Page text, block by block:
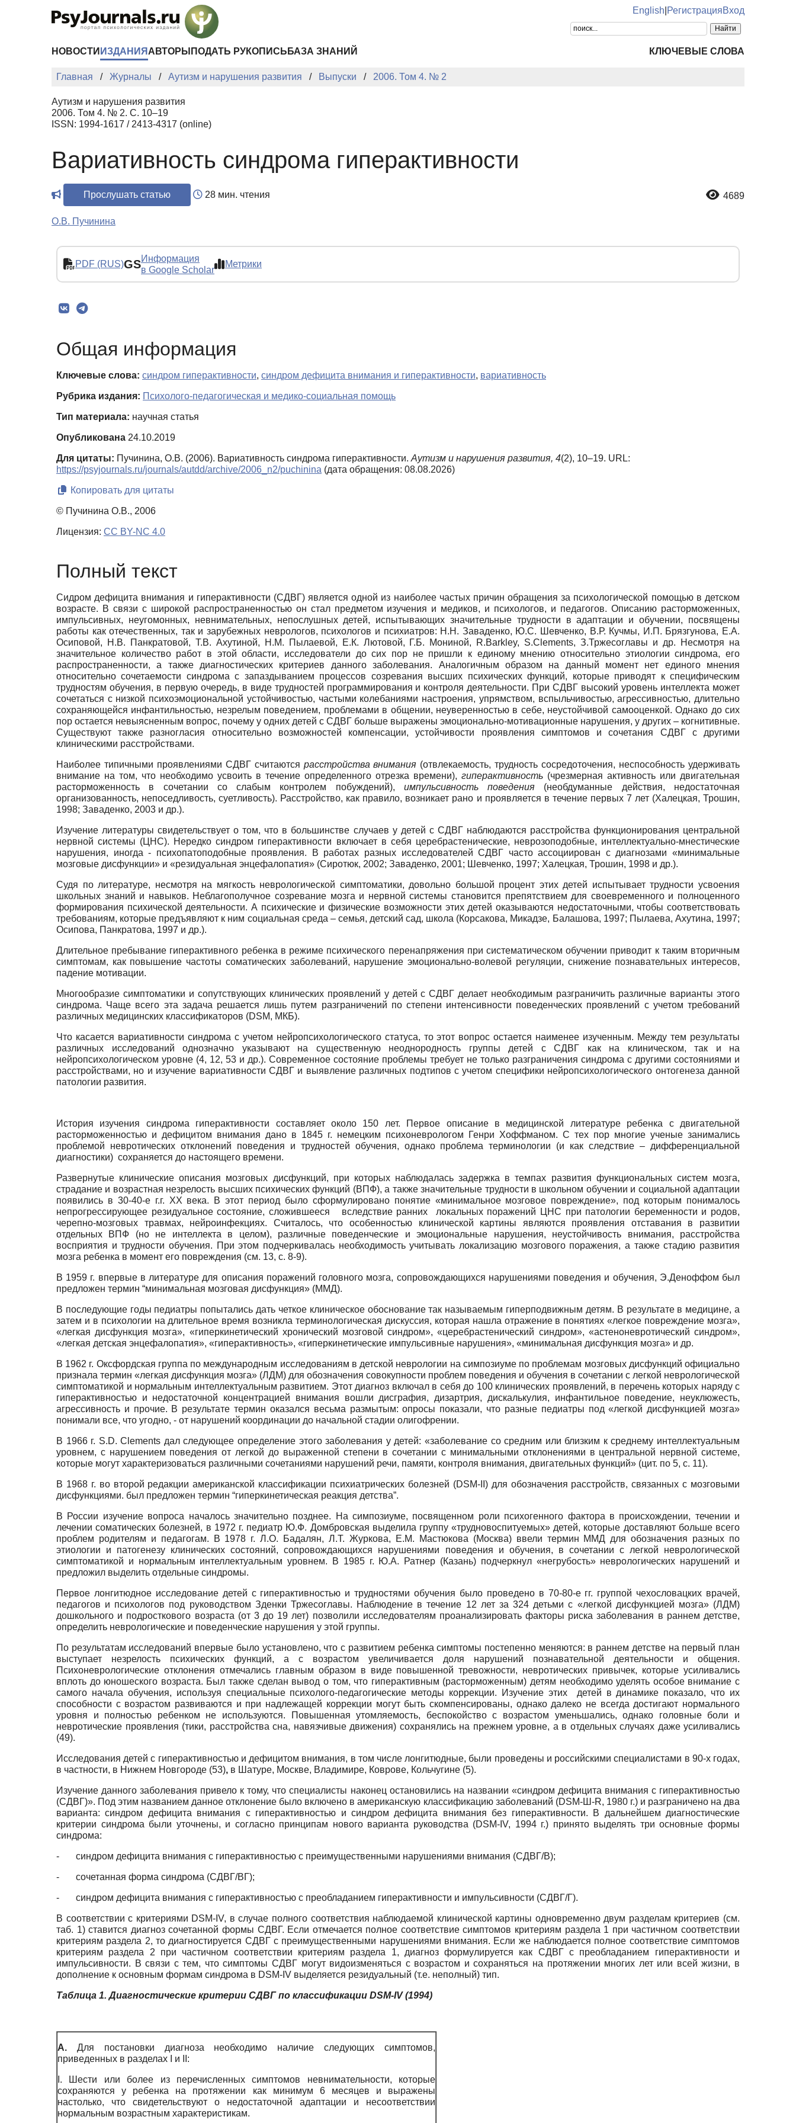
English РегистрацияВход
НОВОСТИ ИЗДАНИЯ АВТОРЫ ПОДАТЬ РУКОПИСЬ БАЗА ЗНАНИЙ КЛЮЧЕВЫЕ СЛОВА
Главная Журналы Аутизм и нарушения развития Выпуски 2006. Том 4. № 2
Аутизм и нарушения развития
2006. Том 4. № 2. С. 10–19
ISSN: 1994-1617 / 2413-4317 (online)
Вариативность синдрома гиперактивности
Прослушать статью 28 мин. чтения 4689
О.В. Пучинина
PDF (RUS)GSИнформация
в Google Scholar
Метрики
Общая информация
Ключевые слова: синдром гиперактивности, синдром дефицита внимания и гиперактивности, вариативность
Рубрика издания: Психолого-педагогическая и медико-социальная помощь
Тип материала: научная статья
Опубликована 24.10.2019
Для цитаты: Пучинина, О.В. (2006). Вариативность синдрома гиперактивности. Аутизм и нарушения развития, 4(2), 10–19. URL:
https://psyjournals.ru/journals/autdd/archive/2006_n2/puchinina (дата обращения: 08.08.2026)
Копировать для цитаты
© Пучинина О.В., 2006
Лицензия: CC BY-NC 4.0
Полный текст
Сидром дефицита внимания и гиперактивности (СДВГ) является одной из наиболее частых причин обращения за психологической помощью в детском
возрасте. В связи с широкой распространенностью он стал предметом изучения и медиков, и психологов, и педагогов. Описанию расторможенных,
импульсивных, неугомонных, невнимательных, непослушных детей, испытывающих значительные трудности в адаптации и обучении, посвящены
работы как отечественных, так и зарубежных неврологов, психологов и психиатров: Н.Н. Заваденко, Ю.С. Шевченко, В.Р. Кучмы, И.П. Брязгунова, Е.А.
Осиповой, Н.В. Панкратовой, Т.В. Ахутиной, Н.М. Пылаевой, Е.К. Лютовой, Г.Б. Мониной, R.Barkley, S.Clements, З.Тржесоглавы и др. Несмотря на
значительное количество работ в этой области, исследователи до сих пор не пришли к единому мнению относительно этиологии синдрома, его
распространенности, а также диагностических критериев данного заболевания. Аналогичным образом на данный момент нет единого мнения
относительно сочетаемости синдрома с запаздыванием процессов созревания высших психических функций, которые приводят к специфическим
трудностям обучения, в первую очередь, в виде трудностей программирования и контроля деятельности. При СДВГ высокий уровень интеллекта может
сочетаться с низкой психоэмоциональной устойчивостью, частыми колебаниями настроения, упрямством, вспыльчивостью, агрессивностью, длительно
сохраняющейся инфантильностью, незрелым поведением, проблемами в общении, неуверенностью в себе, неустойчивой самооценкой. Однако до сих
пор остается невыясненным вопрос, почему у одних детей с СДВГ больше выражены эмоционально-мотивационные нарушения, у других – когнитивные.
Существуют также разногласия относительно возможностей компенсации, устойчивости проявления симптомов и сочетания СДВГ с другими
клиническими расстройствами.
Наиболее типичными проявлениями СДВГ считаются расстройства внимания (отвлекаемость, трудность сосредоточения, неспособность удерживать
внимание на том, что необходимо усвоить в течение определенного отрезка времени), гиперактивность (чрезмерная активность или двигательная
расторможенность в сочетании со слабым контролем побуждений), импульсивность поведения (необдуманные действия, недостаточная
организованность, непоседливость, суетливость). Расстройство, как правило, возникает рано и проявляется в течение первых 7 лет (Халецкая, Трошин,
1998; Заваденко, 2003 и др.).
Изучение литературы свидетельствует о том, что в большинстве случаев у детей с СДВГ наблюдаются расстройства функционирования центральной
нервной системы (ЦНС). Нередко синдром гиперактивности включает в себя церебрастенические, неврозоподобные, интеллектуально-мнестические
нарушения, иногда - психопатоподобные проявления. В работах разных исследователей СДВГ часто ассоциирован с диагнозами «минимальные
мозговые дисфункции» и «резидуальная энцефалопатия» (Сиротюк, 2002; Заваденко, 2001; Шевченко, 1997; Халецкая, Трошин, 1998 и др.).
Судя по литературе, несмотря на мягкость неврологической симптоматики, довольно большой процент этих детей испытывает трудности усвоения
школьных знаний и навыков. Неблагополучное созревание мозга и нервной системы становится препятствием для своевременного и полноценного
формирования психической деятельности. А психические и физические возможности этих детей оказываются недостаточными, чтобы соответствовать
требованиям, которые предъявляют к ним социальная среда – семья, детский сад, школа (Корсакова, Микадзе, Балашова, 1997; Пылаева, Ахутина, 1997;
Осипова, Панкратова, 1997 и др.).
Длительное пребывание гиперактивного ребенка в режиме психического перенапряжения при систематическом обучении приводит к таким вторичным
симптомам, как повышение частоты соматических заболеваний, нарушение эмоционально-волевой регуляции, снижение познавательных интересов,
падение мотивации.
Многообразие симптоматики и сопутствующих клинических проявлений у детей с СДВГ делает необходимым разграничить различные варианты этого
синдрома. Чаще всего эта задача решается лишь путем разграничений по степени интенсивности поведенческих проявлений с учетом требований
различных медицинских классификаторов (DSM, МКБ).
Что касается вариативности синдрома с учетом нейропсихологического статуса, то этот вопрос остается наименее изученным. Между тем результаты
различных исследований однозначно указывают на существенную неоднородность группы детей с СДВГ как на клиническом, так и на
нейропсихологическом уровне (4, 12, 53 и др.). Современное состояние проблемы требует не только разграничения синдрома с другими состояниями и
расстройствами, но и изучение вариативности СДВГ и выявление различных подтипов с учетом специфики нейропсихологического онтогенеза данной
патологии развития.
История изучения синдрома гиперактивности составляет около 150 лет. Первое описание в медицинской литературе ребенка с двигательной
расторможенностью и дефицитом внимания дано в 1845 г. немецким психоневрологом Генри Хоффманом. С тех пор многие ученые занимались
проблемой невротических отклонений поведения и трудностей обучения, однако проблема терминологии (и как следствие – дифференциальной
диагностики) сохраняется до настоящего времени.
Развернутые клинические описания мозговых дисфункций, при которых наблюдалась задержка в темпах развития функциональных систем мозга,
страдание и возрастная незрелость высших психических функций (ВПФ), а также значительные трудности в школьном обучении и социальной адаптации
появились в 30-40-е г.г. XX века. В этот период было сформулировано понятие «минимальное мозговое повреждение», под которым понималось
непрогрессирующее резидуальное состояние, сложившееся вследствие ранних локальных поражений ЦНС при патологии беременности и родов,
черепно-мозговых травмах, нейроинфекциях. Считалось, что особенностью клинической картины являются проявления отставания в развитии
отдельных ВПФ (но не интеллекта в целом), различные поведенческие и эмоциональные нарушения, неустойчивость внимания, расстройства
восприятия и трудности обучения. При этом подчеркивалась необходимость учитывать локализацию мозгового поражения, а также стадию развития
мозга ребенка в момент его повреждения (см. 13, с. 8-9).
В 1959 г. впервые в литературе для описания поражений головного мозга, сопровождающихся нарушениями поведения и обучения, Э.Деноффом был
предложен термин “минимальная мозговая дисфункция» (ММД).
В последующие годы педиатры попытались дать четкое клиническое обоснование так называемым гиперподвижным детям. В результате в медицине, а
затем и в психологии на длительное время возникла терминологическая дискуссия, которая нашла отражение в понятиях «легкое повреждение мозга»,
«легкая дисфункция мозга», «гиперкинетический хронический мозговой синдром», «церебрастенический синдром», «астеноневротический синдром»,
«легкая детская энцефалопатия», «гиперактивность», «гиперкинетические импульсивные нарушения», «минимальная дисфункция мозга» и др.
В 1962 г. Оксфордская группа по международным исследованиям в детской неврологии на симпозиуме по проблемам мозговых дисфункций официально
признала термин «легкая дисфункция мозга» (ЛДМ) для обозначения совокупности проблем поведения и обучения в сочетании с легкой неврологической
симптоматикой и нормальным интеллектуальным развитием. Этот диагноз включал в себя до 100 клинических проявлений, в перечень которых наряду с
гиперактивностью и недостаточной концентрацией внимания вошли дисграфия, дизартрия, дискалькулия, инфантильное поведение, неуклюжесть,
агрессивность и прочие. В результате термин оказался весьма размытым: опросы показали, что разные педиатры под «легкой дисфункцией мозга»
понимали все, что угодно, - от нарушений координации до начальной стадии олигофрении.
В 1966 г. S.D. Clements дал следующее определение этого заболевания у детей: «заболевание со средним или близким к среднему интеллектуальным
уровнем, с нарушением поведения от легкой до выраженной степени в сочетании с минимальными отклонениями в центральной нервной системе,
которые могут характеризоваться различными сочетаниями нарушений речи, памяти, контроля внимания, двигательных функций» (цит. по 5, с. 11).
В 1968 г. во второй редакции американской классификации психиатрических болезней (DSM-II) для обозначения расстройств, связанных с мозговыми
дисфункциями. был предложен термин “гиперкинетическая реакция детства”.
В России изучение вопроса началось значительно позднее. На симпозиуме, посвященном роли психогенного фактора в происхождении, течении и
лечении соматических болезней, в 1972 г. педиатр Ю.Ф. Домбровская выделила группу «трудновоспитуемых» детей, которые доставляют больше всего
проблем родителям и педагогам. В 1978 г. Л.О. Бадалян, Л.Т. Журкова, Е.М. Мастюкова (Москва) ввели термин ММД для обозначения разных по
этиологии и патогенезу клинических состояний, сопровождающихся нарушениями поведения и обучения, в сочетании с легкой неврологической
симптоматикой и нормальным интеллектуальным уровнем. В 1985 г. Ю.А. Ратнер (Казань) подчеркнул «негрубость» неврологических нарушений и
предложил выделить отдельные синдромы.
Первое лонгитюдное исследование детей с гиперактивностью и трудностями обучения было проведено в 70-80-е гг. группой чехословацких врачей,
педагогов и психологов под руководством Зденки Тржесоглавы. Наблюдение в течение 12 лет за 324 детьми с «легкой дисфункцией мозга» (ЛДМ)
дошкольного и подросткового возраста (от 3 до 19 лет) позволили исследователям проанализировать факторы риска заболевания в раннем детстве,
определить неврологические и поведенческие нарушения у этой группы.
По результатам исследований впервые было установлено, что с развитием ребенка симптомы постепенно меняются: в раннем детстве на первый план
выступает незрелость психических функций, а с возрастом увеличивается доля нарушений познавательной деятельности и общения.
Психоневрологические отклонения отмечались главным образом в виде повышенной тревожности, невротических привычек, которые усиливались
вплоть до юношеского возраста. Был также сделан вывод о том, что гиперактивным (расторможенным) детям необходимо уделять особое внимание с
самого начала обучения, используя специальные психолого-педагогические методы коррекции. Изучение этих детей в динамике показало, что их
способности с возрастом развиваются и при надлежащей коррекции могут быть скомпенсированы, однако далеко не всегда достигают нормального
уровня и полностью ребенком не используются. Повышенная утомляемость, беспокойство с возрастом уменьшались, однако головные боли и
невротические проявления (тики, расстройства сна, навязчивые движения) сохранялись на прежнем уровне, а в отдельных случаях даже усиливались
(49).
Исследования детей с гиперактивностью и дефицитом внимания, в том числе лонгитюдные, были проведены и российскими специалистами в 90-х годах,
в частности, в Нижнем Новгороде (53), в Шатуре, Москве, Владимире, Коврове, Кольчугине (5).
Изучение данного заболевания привело к тому, что специалисты наконец остановились на названии «синдром дефицита внимания с гиперактивностью
(СДВГ)». Под этим названием данное отклонение было включено в американскую классификацию заболеваний (DSM-Ш-R, 1980 г.) и разграничено на два
варианта: синдром дефицита внимания с гиперактивностью и синдром дефицита внимания без гиперактивности. В дальнейшем диагностические
критерии синдрома были уточнены, и согласно принципам нового варианта руководства (DSM-IV, 1994 г.) принято выделять три основные формы
синдрома:
- синдром дефицита внимания с гиперактивностью с преимущественными нарушениями внимания (СДВГ/В);
- сочетанная форма синдрома (СДВГ/ВГ);
- синдром дефицита внимания с гиперактивностью с преобладанием гиперактивности и импульсивности (СДВГ/Г).
В соответствии с критериями DSM-IV, в случае полного соответствия наблюдаемой клинической картины одновременно двум разделам критериев (см.
таб. 1) ставится диагноз сочетанной формы СДВГ. Если отмечается полное соответствие симптомов критериям раздела 1 при частичном соответствии
критериям раздела 2, то диагностируется СДВГ с преимущественными нарушениями внимания. Если же наблюдается полное соответствие симптомов
критериям раздела 2 при частичном соответствии критериям раздела 1, диагноз формулируется как СДВГ с преобладанием гиперактивности и
импульсивности. В связи с тем, что симптомы СДВГ могут видоизменяться с возрастом и сохраняться на протяжении многих лет или всей жизни, в
дополнение к основным формам синдрома в DSM-IV выделяется резидуальный (т.е. неполный) тип.
Таблица 1. Диагностические критерии СДВГ по классификации DSM-IV (1994)
А. Для постановки диагноза необходимо наличие следующих симптомов,
приведенных в разделах I и II:
I. Шести или более из перечисленных симптомов невнимательности, которые
сохраняются у ребенка на протяжении как минимум 6 месяцев и выражены
настолько, что свидетельствуют о недостаточной адаптации и несоответствии
нормальным возрастным характеристикам.